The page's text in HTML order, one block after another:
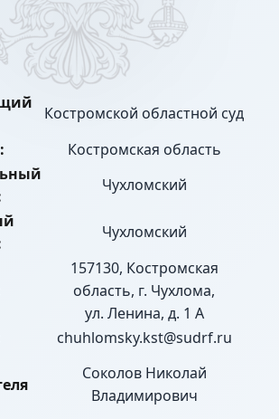
Костромской областной суд
Костромская область
Чухломский
Чухломский
157130, Костромская
область, г. Чухлома,
ул. Ленина, д. 1 А
chuhlomsky.kst@sudrf.ru
Соколов Николай
Владимирович